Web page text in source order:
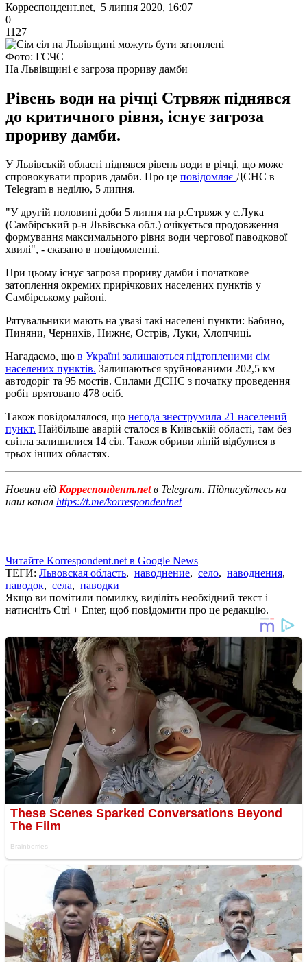
Корреспондент.net, 5 липня 2020, 16:07
0
1127
Фото: ГСЧС
На Львівщині є загроза прориву дамби
Рівень води на річці Стрвяж піднявся
до критичного рівня, існує загроза
прориву дамби.
У Львівській області піднявся рівень води в річці, що може
спровокувати прорив дамби. Про це повідомляє ДСНС в
Telegram в неділю, 5 липня.
"У другій половині доби 5 липня на р.Стрвяж у с.Лука
(Самбірський р-н Львівська обл.) очікується продовження
формування максимального рівня води чергової паводкової
хвилі", - сказано в повідомленні.
При цьому існує загроза прориву дамби і початкове
затоплення окремих прирічкових населених пунктів у
Самбірському районі.
Рятувальники мають на увазі такі населені пункти: Бабино,
Пиняни, Чернихів, Нижнє, Острів, Луки, Хлопчиці.
Нагадаємо, що в Україні залишаються підтопленими сім
населених пунктів. Залишаються зруйнованими 202,5 ​​км
автодоріг та 95 мостів. Силами ДСНС з початку проведення
робіт врятовано 478 осіб.
Також повідомлялося, що негода знеструмила 21 населений
пункт. Найбільше аварій сталося в Київській області, там без
світла залишилися 14 сіл. Також обриви ліній відбулися в
трьох інших областях.
Новини від Корреспондент.netв Telegram. Підписуйтесь на
наш канал https://t.me/korrespondentnet
Читайте Korrespondent.net в Google News
ТЕГИ: Львовская область, наводнение, село, наводнения,
паводок, села, паводки
Якщо ви помітили помилку, виділіть необхідний текст і
натисніть Ctrl + Enter, щоб повідомити про це редакцію.